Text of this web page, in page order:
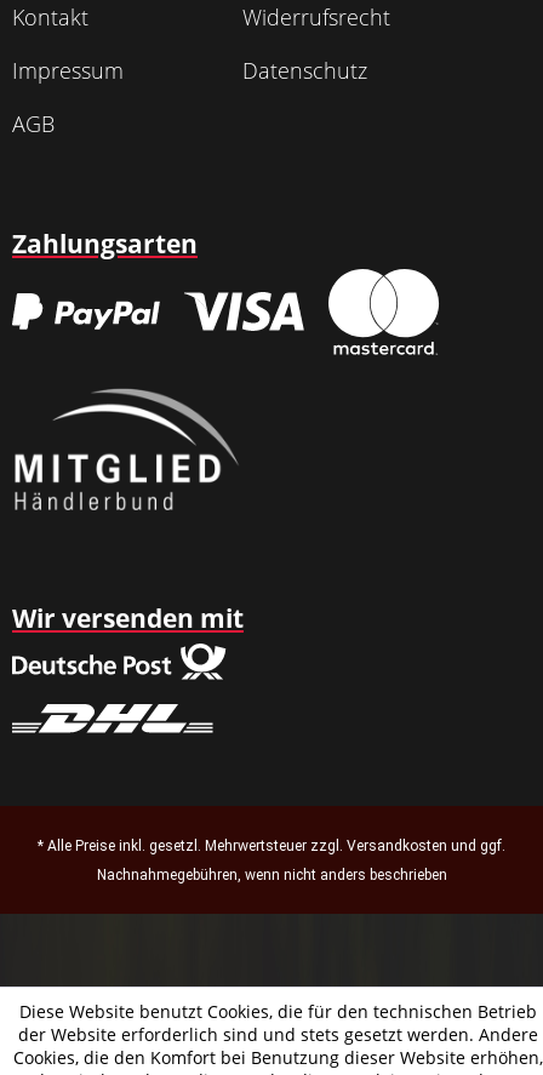
Kontakt
Widerrufsrecht
Impressum
Datenschutz
AGB
Zahlungsarten
Wir versenden mit
* Alle Preise inkl. gesetzl. Mehrwertsteuer zzgl. Versandkosten und ggf.
Nachnahmegebühren, wenn nicht anders beschrieben
Diese Website benutzt Cookies, die für den technischen Betrieb
der Website erforderlich sind und stets gesetzt werden. Andere
Cookies, die den Komfort bei Benutzung dieser Website erhöhen,